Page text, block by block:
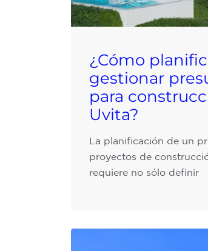
¿Cómo
gestionar
para
Uvita?
La planificación de un
proyectos de
requiere no sólo definir